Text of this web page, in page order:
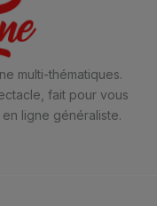
multi-thématiques.
fait pour vous
ligne généraliste.